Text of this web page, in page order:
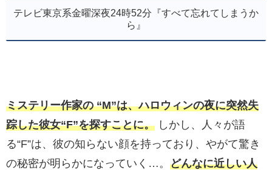
テレビ東京系金曜深夜24時52分『すべて忘れてしまうか
ら』
ミステリー作家の “M”は、ハロウィンの夜に突然失
踪した彼女“F”を探すことに。 しかし、人々が語
る“F”は、彼の知らない顔を持っており、やがて驚き
の秘密が明らかになっていく…。 どんなに近しい人